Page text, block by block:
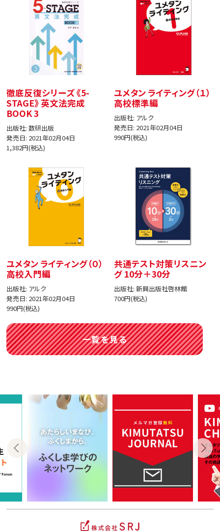
徹底反復シリーズ 《5-
STAGE》 英文法完成
BOOK 3
出版社: 数研出版
発売日: 2021年02月04日
1,382円(税込)
ユメタン ライティング（１）
高校標準編
出版社: アルク
発売日: 2021年02月04日
990円(税込)
ユメタン ライティング（０）
高校入門編
出版社: アルク
発売日: 2021年02月04日
990円(税込)
共通テスト対策リスニン
グ 10分＋30分
出版社: 新興出版社啓林館
700円(税込)
一覧を見る